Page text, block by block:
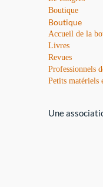
Boutique
Boutique
Accueil de la
Livres
Revues
Professionnels
Petits matériels
Une